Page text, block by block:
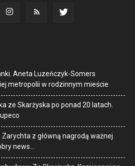
Aneta Luzeńczyk-Somers
metropolii w rodzinnym mieście
ze Skarżyska po ponad 20 latach.
z główną nagrodą ważnej
news…